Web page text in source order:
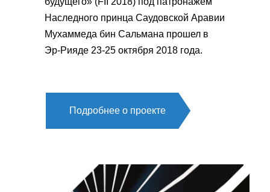
Наследного принца Саудовской Аравии
Мухаммеда бин Сальмана прошел в
Эр-Рияде 23-25 октября 2018 года.
Подробнее о проекте